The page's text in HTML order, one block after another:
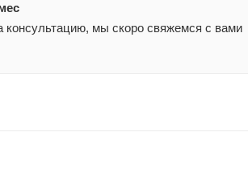
консультацию, мы скоро свяжемся с вами